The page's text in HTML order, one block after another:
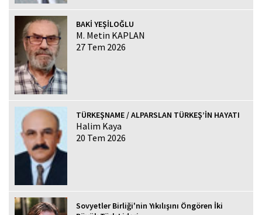
BAKİ YEŞİLOĞLU
M. Metin KAPLAN
27 Tem 2026
TÜRKEŞNAME / ALPARSLAN TÜRKEŞ’İN HAYATI
Halim Kaya
20 Tem 2026
Sovyetler Birliği'nin Yıkılışını Öngören İki